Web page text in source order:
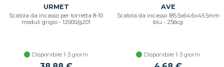
URMET
Scatola da incasso per torretta 8-10
moduli grigio - 12000/g201
Disponibile 1-3 giorni
AVE
Scatola da incasso 185.5x64.6x45.5mm
blu - 256cg
Disponibile 1-3 giorni